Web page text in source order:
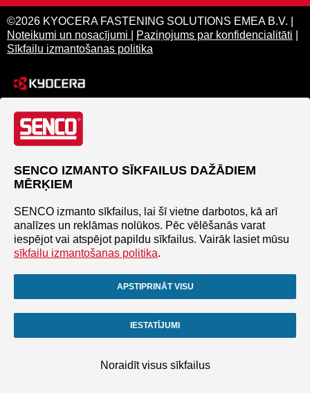
©2026 KYOCERA FASTENING SOLUTIONS EMEA B.V. |
Noteikumi un nosacījumi
Paziņojums par konfidencialitāti
Sīkfailu izmantošanas politika
SENCO IZMANTO SĪKFAILUS DAŽĀDIEM
MĒRĶIEM
SENCO izmanto sīkfailus, lai šī vietne darbotos, kā arī
analīzes un reklāmas nolūkos. Pēc vēlēšanās varat
iespējot vai atspējot papildu sīkfailus. Vairāk lasiet mūsu
sīkfailu izmantošanas politika.
APSTIPRINĀT VISU
IESTATĪJUMI
Noraidīt visus sīkfailus